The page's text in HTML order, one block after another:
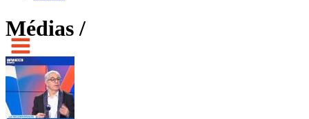
Médias /